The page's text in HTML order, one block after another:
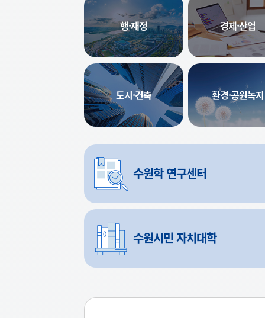
행·재정 경제·산업
도시·건축 환경·공원녹지
수원학연구센터
수원시민자치대학